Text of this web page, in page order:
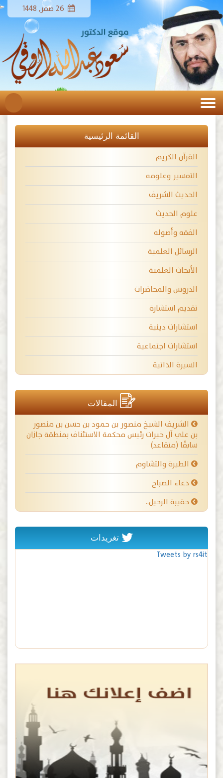
القائمة الرئيسية
القرآن الكريم
التفسير وعلومه
الحديث الشريف
علوم الحديث
الفقه وأصوله
الرسائل العلمية
الأبحاث العلمية
الدروس والمحاضرات
تقديم استشارة
استشارات دينية
استشارات اجتماعية
السيرة الذاتية
المقالات
الشريف الشيخ منصور بن حمود بن حسن بن منصور
بن علي آل خيرات رئيس محكمة الاستئناف بمنطقة جازان
سابقًا (متقاعد)
الطيرة والتشاوم
دعاء الصباح
حقيبة الرحيل..
تغريدات
Tweets by rs4it